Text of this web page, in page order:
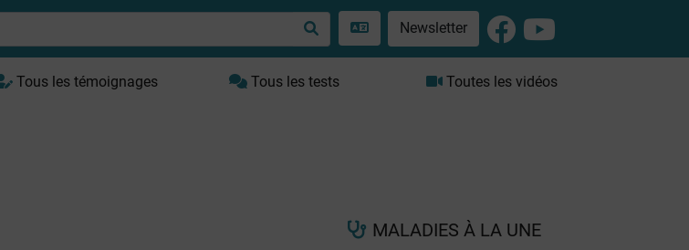
Newsletter
Tous les témoignages Tous les tests Toutes les vidéos
MALADIES À LA UNE